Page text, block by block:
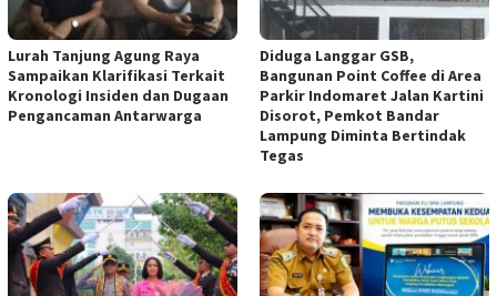
Lurah Tanjung Agung Raya
Sampaikan Klarifikasi Terkait
Kronologi Insiden dan Dugaan
Pengancaman Antarwarga
Diduga Langgar GSB,
Bangunan Point Coffee di Area
Parkir Indomaret Jalan Kartini
Disorot, Pemkot Bandar
Lampung Diminta Bertindak
Tegas